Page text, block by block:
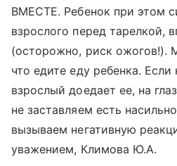
ВМЕСТЕ. Ребенок при этом
взрослого перед тарелкой,
(осторожно, риск ожогов!).
что едите еду ребенка.
взрослый доедает ее, на
не заставляем есть
вызываем негативную
уважением, Климова Ю.А.